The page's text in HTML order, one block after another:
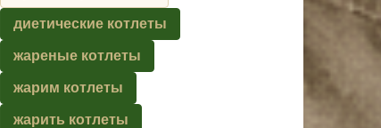
диетические котлеты
жареные котлеты
жарим котлеты
жарить котлеты